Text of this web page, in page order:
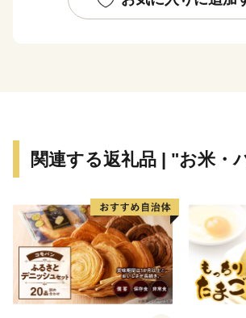
者の胃袋を支えるとともに、久留米の
関連する返礼品 | "お米・